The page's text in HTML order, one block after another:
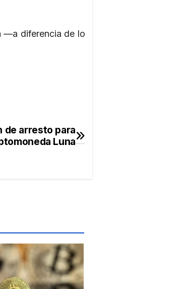
—a diferencia de lo
de arresto para
Luna